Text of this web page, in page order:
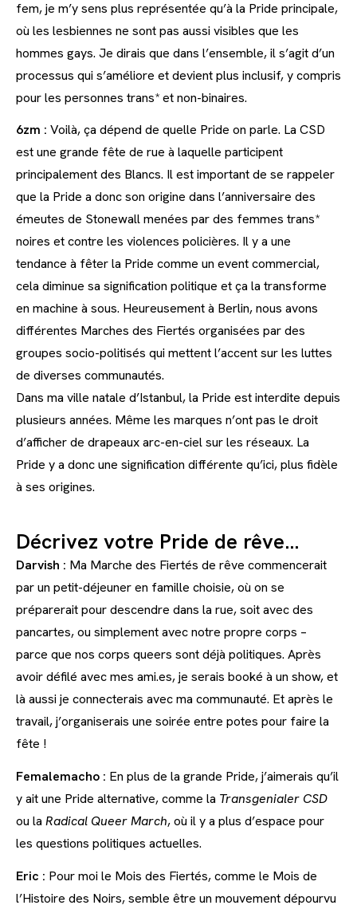
fem, je m’y sens plus représentée qu’à la Pride principale,
où les lesbiennes ne sont pas aussi visibles que les
hommes gays. Je dirais que dans l’ensemble, il s’agit d’un
processus qui s’améliore et devient plus inclusif, y compris
pour les personnes trans* et non-binaires.
6zm : Voilà, ça dépend de quelle Pride on parle. La CSD
est une grande fête de rue à laquelle participent
principalement des Blancs. Il est important de se rappeler
que la Pride a donc son origine dans l’anniversaire des
émeutes de Stonewall menées par des femmes trans*
noires et contre les violences policières. Il y a une
tendance à fêter la Pride comme un event commercial,
cela diminue sa signification politique et ça la transforme
en machine à sous. Heureusement à Berlin, nous avons
différentes Marches des Fiertés organisées par des
groupes socio-politisés qui mettent l’accent sur les luttes
de diverses communautés.
Dans ma ville natale d’Istanbul, la Pride est interdite depuis
plusieurs années. Même les marques n’ont pas le droit
d’afficher de drapeaux arc-en-ciel sur les réseaux. La
Pride y a donc une signification différente qu’ici, plus fidèle
à ses origines.
Décrivez votre Pride de rêve…
Darvish : Ma Marche des Fiertés de rêve commencerait
par un petit-déjeuner en famille choisie, où on se
préparerait pour descendre dans la rue, soit avec des
pancartes, ou simplement avec notre propre corps –
parce que nos corps queers sont déjà politiques. Après
avoir défilé avec mes ami.es, je serais booké à un show, et
là aussi je connecterais avec ma communauté. Et après le
travail, j’organiserais une soirée entre potes pour faire la
fête !
Femalemacho : En plus de la grande Pride, j’aimerais qu’il
y ait une Pride alternative, comme la Transgenialer CSD
ou la Radical Queer March, où il y a plus d’espace pour
les questions politiques actuelles.
Eric : Pour moi le Mois des Fiertés, comme le Mois de
l’Histoire des Noirs, semble être un mouvement dépourvu